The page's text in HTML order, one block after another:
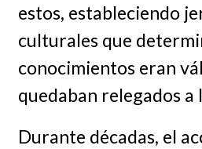
estos, estableciendo
culturales que
conocimientos eran
quedaban relegados a
Durante décadas, el